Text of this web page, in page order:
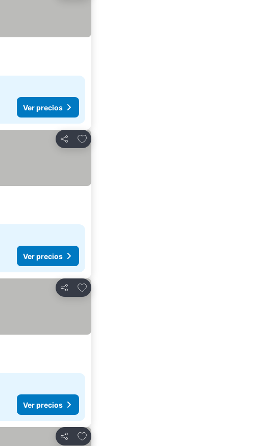
Ver precios
Compartir
Agregar a favoritos
Ver precios
Compartir
Agregar a favoritos
Ver precios
Compartir
Agregar a favoritos